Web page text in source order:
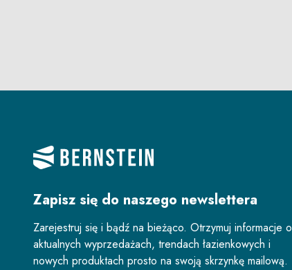
Zapisz się do naszego newslettera
Zarejestruj się i bądź na bieżąco. Otrzymuj informacje o
aktualnych wyprzedażach, trendach łazienkowych i
nowych produktach prosto na swoją skrzynkę mailową.